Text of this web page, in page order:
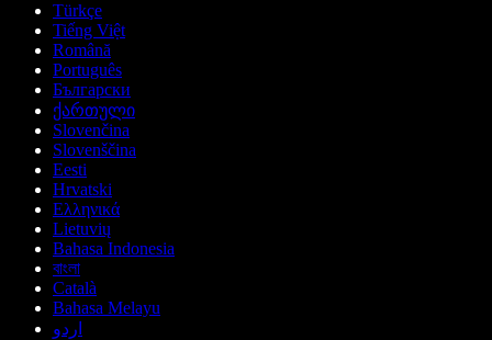
Türkçe
Tiếng Việt
Română
Português
Български
ქართული
Slovenčina
Slovenščina
Eesti
Hrvatski
Ελληνικά
Lietuvių
Bahasa Indonesia
বাংলা
Català
Bahasa Melayu
اردو